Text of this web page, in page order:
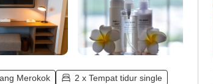
Merokok 2 x Tempat tidur single